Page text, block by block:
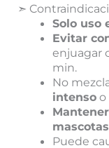
➣
Solo uso
Evitar
enjuagar
min.
No
intensoo
mascotas
Puede